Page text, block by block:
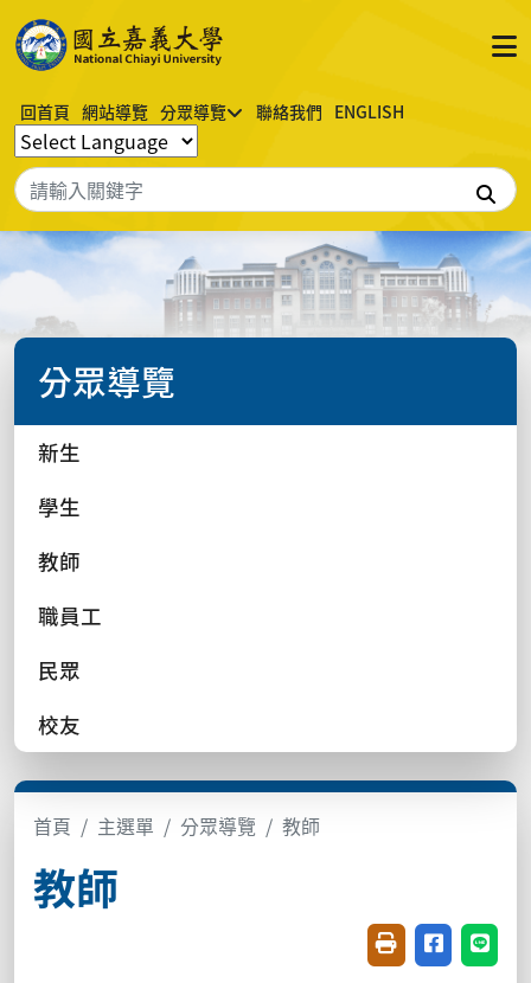
回首頁 網站導覽 分眾導覽 聯絡我們 ENGLISH
搜尋
分眾導覽
新生
學生
教師
職員工
民眾
校友
首頁 主選單 分眾導覽 教師
教師
友善列印(開新視
分享至臉書
分享